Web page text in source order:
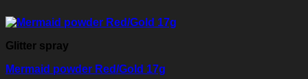
Glitter spray
Mermaid powder Red/Gold 17g